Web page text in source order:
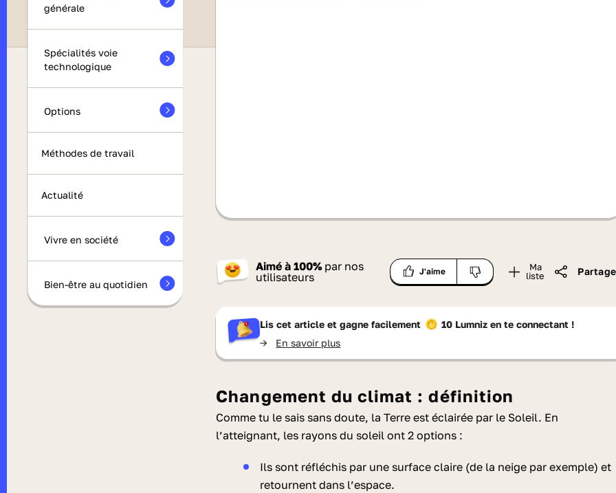
générale
Spécialités voie
technologique
Options
Méthodes de travail
Actualité
Vivre en société
Bien-être au quotidien
Aimé à100% par nos
utilisateurs
J'aime
Ma
liste
Lis cet article et gagne facilement 10 Lumnizen te connectant !
-> En savoir plus
Changement du climat : définition
Comme tu le sais sans doute, la Terre est éclairée par le Soleil. En
l’atteignant, les rayons du soleil ont 2 options :
Ils sont réfléchis par une surface claire (de la neige par exemple) et
retournent dans l’espace.